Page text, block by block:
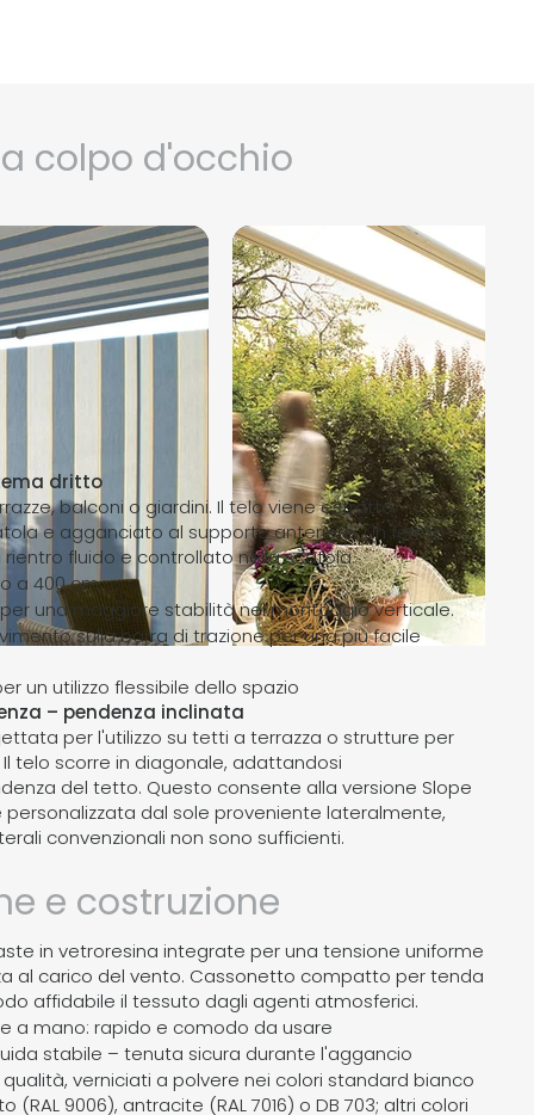
colpo d'occhio
dritto
balconi o giardini. Il telo viene estratto
e agganciato al supporto anteriore. Un fermo
fluido e controllato nella scatola.
a 400 cm
per una maggiore stabilità nel montaggio verticale.
sulla barra di trazione per una più facile
un utilizzo flessibile dello spazio
– pendenza inclinata
per l'utilizzo su tetti a terrazza o strutture per
telo scorre in diagonale, adattandosi
del tetto. Questo consente alla versione Slope
personalizzata dal sole proveniente lateralmente,
convenzionali non sono sufficienti.
e costruzione
in vetroresina integrate per una tensione uniforme
al carico del vento. Cassonetto compatto per tenda
affidabile il tessuto dagli agenti atmosferici.
a mano: rapido e comodo da usare
stabile – tenuta sicura durante l'aggancio
qualità, verniciati a polvere nei colori standard bianco
(RAL 9006), antracite (RAL 7016) o DB 703; altri colori